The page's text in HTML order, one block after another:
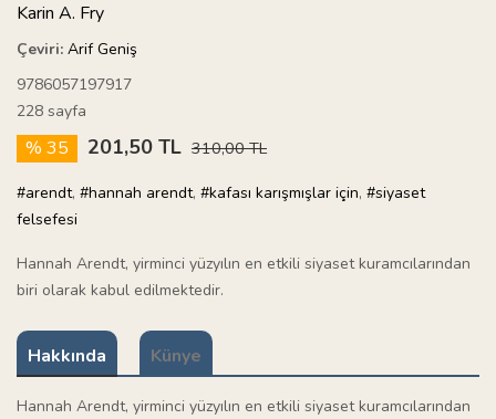
Karin A. Fry
Çeviri: Arif Geniş
9786057197917
228 sayfa
% 35 201,50 TL 310,00 TL
#arendt, #hannah arendt, #kafası karışmışlar için, #siyaset
felsefesi
Hannah Arendt, yirminci yüzyılın en etkili siyaset kuramcılarından
biri olarak kabul edilmektedir.
Hakkında Künye
Hannah Arendt, yirminci yüzyılın en etkili siyaset kuramcılarından